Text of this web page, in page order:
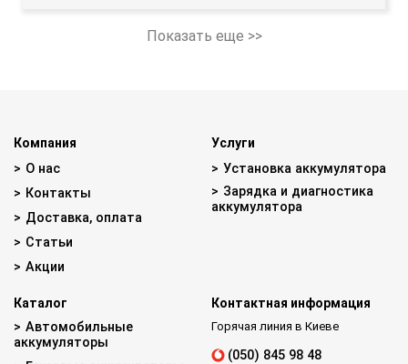
Показать еще >>
Компания
О нас
Контакты
Доставка, оплата
Статьи
Акции
Услуги
Установка аккумулятора
Зарядка и диагностика
аккумулятора
Каталог
Автомобильные
аккумуляторы
Контактная информация
Горячая линия в Киеве
(050) 845 98 48